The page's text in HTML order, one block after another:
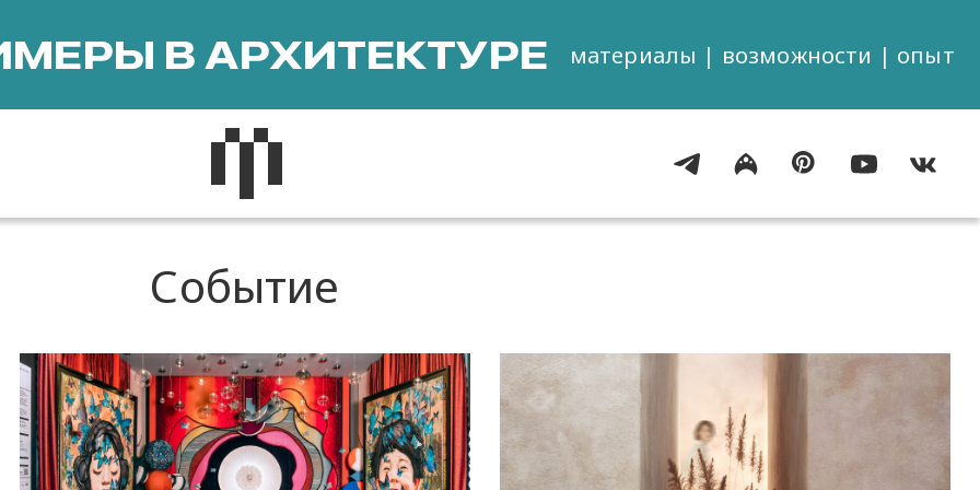
В АРХИТЕКТУРЕ материалы | возможности | опыт
Событие